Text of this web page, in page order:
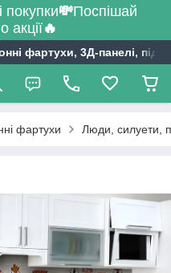
покупки💸Поспішай
акції🔥
фартухи, 3Д-панелі,
фартухи Люди, силуети,